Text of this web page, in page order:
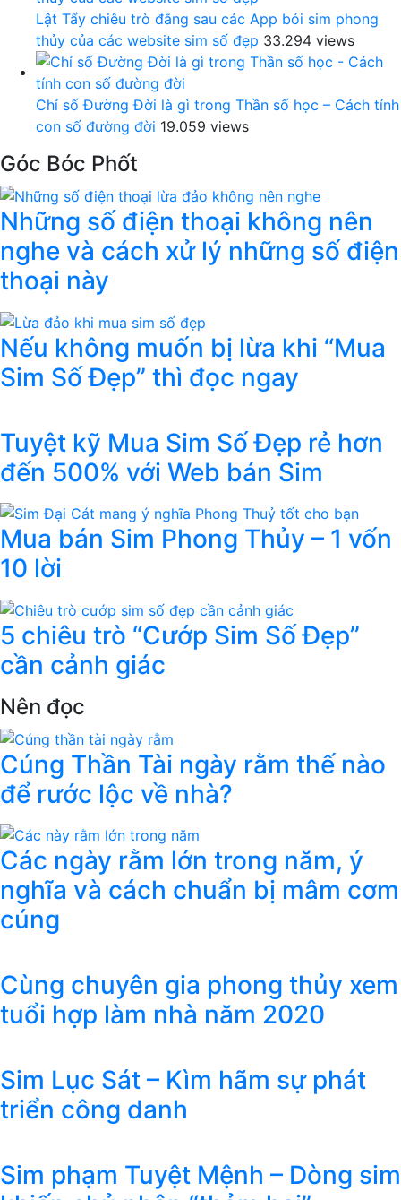
Lật Tẩy chiêu trò đằng sau các App bói sim phong
thủy của các website sim số đẹp 33.294 views
Chỉ số Đường Đời là gì trong Thần số học – Cách tính
con số đường đời 19.059 views
Góc Bóc Phốt
Những số điện thoại không nên
nghe và cách xử lý những số điện
thoại này
Nếu không muốn bị lừa khi “Mua
Sim Số Đẹp” thì đọc ngay
Tuyệt kỹ Mua Sim Số Đẹp rẻ hơn
đến 500% với Web bán Sim
Mua bán Sim Phong Thủy – 1 vốn
10 lời
5 chiêu trò “Cướp Sim Số Đẹp”
cần cảnh giác
Nên đọc
Cúng Thần Tài ngày rằm thế nào
để rước lộc về nhà?
Các ngày rằm lớn trong năm, ý
nghĩa và cách chuẩn bị mâm cơm
cúng
Cùng chuyên gia phong thủy xem
tuổi hợp làm nhà năm 2020
Sim Lục Sát – Kìm hãm sự phát
triển công danh
Sim phạm Tuyệt Mệnh – Dòng sim